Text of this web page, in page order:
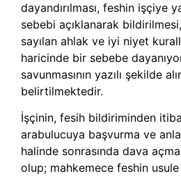
dayandırılması, feshin işçiye
sebebi açıklanarak
sayılan ahlak ve iyi niyet
haricinde bir sebebe
savunmasının yazılı şekilde
belirtilmektedir.
İşçinin, fesih bildiriminden
arabulucuya başvurma ve
halinde sonrasında dava
olup; mahkemece feshin